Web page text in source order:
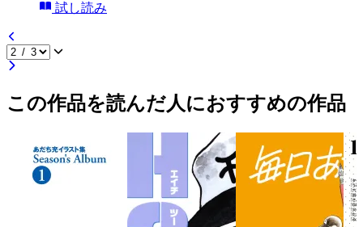
試し読み
この作品を読んだ人におすすめの作品